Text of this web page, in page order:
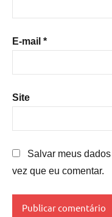
E-mail *
Site
Salvar meus
vez que eu comentar.